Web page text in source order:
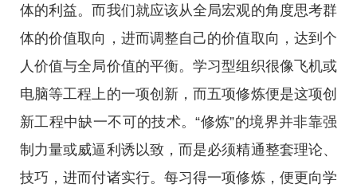
体的利益。而我们就应该从全局宏观的角度思考群
体的价值取向，进而调整自己的价值取向，达到个
人价值与全局价值的平衡。学习型组织很像飞机或
电脑等工程上的一项创新，而五项修炼便是这项创
新工程中缺一不可的技术。“修炼”的境界并非靠强
制力量或威逼利诱以致，而是必须精通整套理论、
技巧，进而付诸实行。每习得一项修炼，便更向学